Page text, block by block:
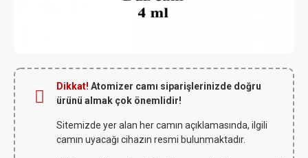
Dikkat! Atomizer camı siparişlerinizde doğru
ürünü almak çok önemlidir!
Sitemizde yer alan her camın açıklamasında, ilgili
camın uyacağı cihazın resmi bulunmaktadır.